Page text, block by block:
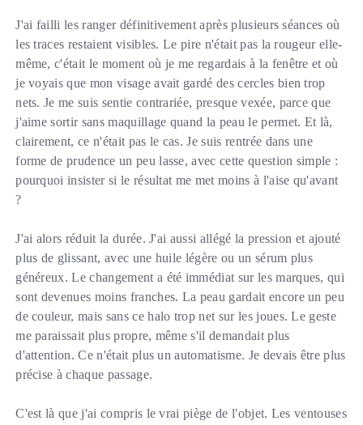
J'ai failli les ranger définitivement après plusieurs séances où
les traces restaient visibles. Le pire n'était pas la rougeur elle-
même, c'était le moment où je me regardais à la fenêtre et où
je voyais que mon visage avait gardé des cercles bien trop
nets. Je me suis sentie contrariée, presque vexée, parce que
j'aime sortir sans maquillage quand la peau le permet. Et là,
clairement, ce n'était pas le cas. Je suis rentrée dans une
forme de prudence un peu lasse, avec cette question simple :
pourquoi insister si le résultat me met moins à l'aise qu'avant
?
J'ai alors réduit la durée. J'ai aussi allégé la pression et ajouté
plus de glissant, avec une huile légère ou un sérum plus
généreux. Le changement a été immédiat sur les marques, qui
sont devenues moins franches. La peau gardait encore un peu
de couleur, mais sans ce halo trop net sur les joues. Le geste
me paraissait plus propre, même s'il demandait plus
d'attention. Ce n'était plus un automatisme. Je devais être plus
précise à chaque passage.
C'est là que j'ai compris le vrai piège de l'objet. Les ventouses